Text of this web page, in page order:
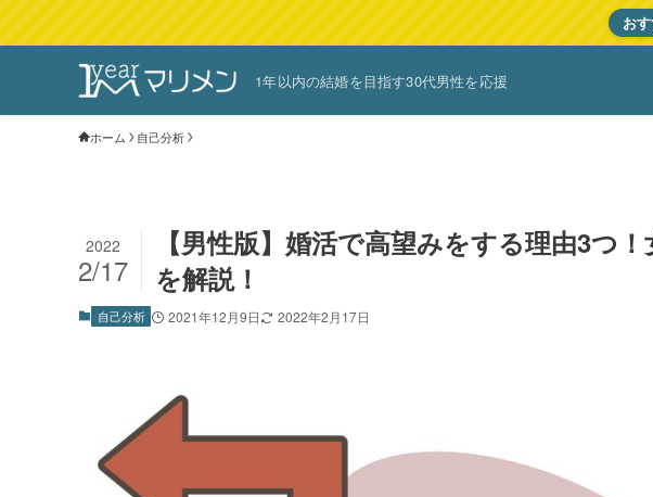
お
1年以内の結婚を目指す30代男性を応援
ホーム 自己分析
【男性版】婚活で高望みをする理由3つ
を解説！
2022
2/17
自己分析 2021年12月9日 2022年2月17日